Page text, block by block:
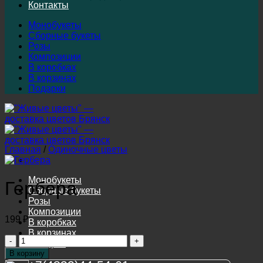
Контакты
Монобукеты
Сборные букеты
Розы
Композиции
В коробках
В корзинах
Подарки
Монобукеты
Сборные букеты
Розы
Композиции
В коробках
В корзинах
Главная / Одиночные цветы
Гербера
199₽
Количество
товара
Гербера
В корзину